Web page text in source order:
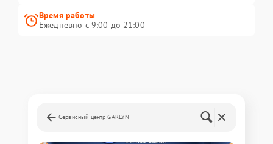
Время работы
Ежедневно с 9:00 до 21:00
Сервисный центр GARLYN